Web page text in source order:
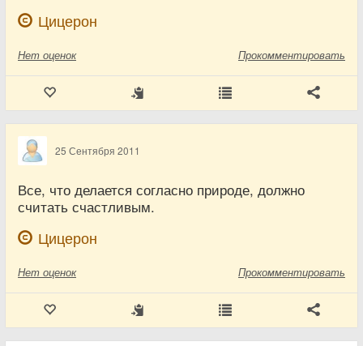
Цицерон
Нет оценок Прокомментировать
25 Сентября 2011
Все, что делается согласно природе, должно
считать счастливым.
Цицерон
Нет оценок Прокомментировать